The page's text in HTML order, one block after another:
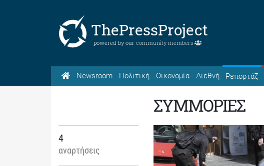
ThePressProject
powered by our community members
Newsroom Πολιτική Οικονομία Διεθνή Ρεπορτάζ
ΣΥΜΜΟΡΙΕΣ
4
αναρτήσεις